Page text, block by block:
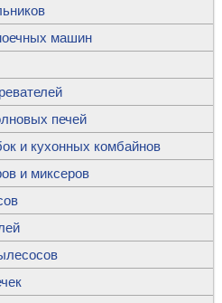
машин
печей
и кухонных комбайнов
и миксеров